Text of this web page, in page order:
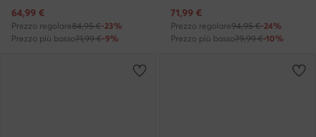
Prezzo attuale
64,99 €
Prezzo regolare84,95 €-23%
Prezzo più basso71,99 €-9%
Prezzo attuale
71,99 €
Prezzo regolare94,95 €-24%
Prezzo più basso79,99 €-10%